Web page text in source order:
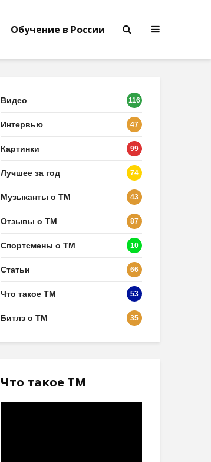
Обучение в России
Видео 116
Интервью 47
Картинки 99
Лучшее за год 74
Музыканты о ТМ 43
Отзывы о ТМ 87
Спортсмены о ТМ 10
Статьи 66
Что такое ТМ 53
Битлз о ТМ 35
Что такое ТМ